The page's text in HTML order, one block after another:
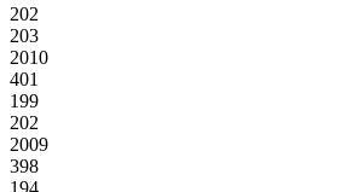
202
203
2010
401
199
202
2009
398